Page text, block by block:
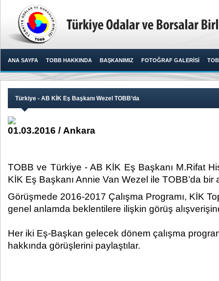
ANA SAYFA TOBB HAKKINDA BAŞKANIMIZ FOTOĞRAF GALERİSİ
Türkiye - AB KİK Eş Başkanı Wezel TOBB’da
01.03.2016 / Ankara
TOBB ve Türkiye - AB KİK Eş Başkanı M.Rifat
KİK Eş Başkanı Annie Van Wezel ile TOBB’da bir
Görüşmede 2016-2017 Çalışma Programı, KİK
genel anlamda beklentilere ilişkin görüş
Her iki Eş-Başkan gelecek dönem çalışma
hakkında görüşlerini paylaştılar.